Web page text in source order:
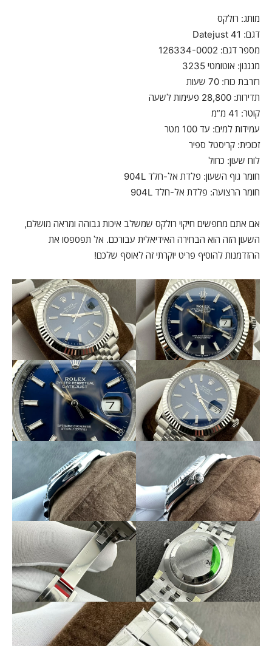
מותג: רולקס
דגם: Datejust 41
מספר דגם: 126334-0002
מנגנון: אוטומטי 3235
רזרבת כוח: 70 שעות
תדירות: 28,800 פעימות לשעה
קוטר: 41 מ”מ
עמידות למים: עד 100 מטר
זכוכית: קריסטל ספיר
לוח שעון: כחול
חומר גוף השעון: פלדת אל-חלד 904L
חומר הרצועה: פלדת אל-חלד 904L
אם אתם מחפשים חיקוי רולקס שמשלב איכות גבוהה ומראה מושלם,
השעון הזה הוא הבחירה האידיאלית עבורכם. אל תפספסו את
ההזדמנות להוסיף פריט יוקרתי זה לאוסף שלכם!